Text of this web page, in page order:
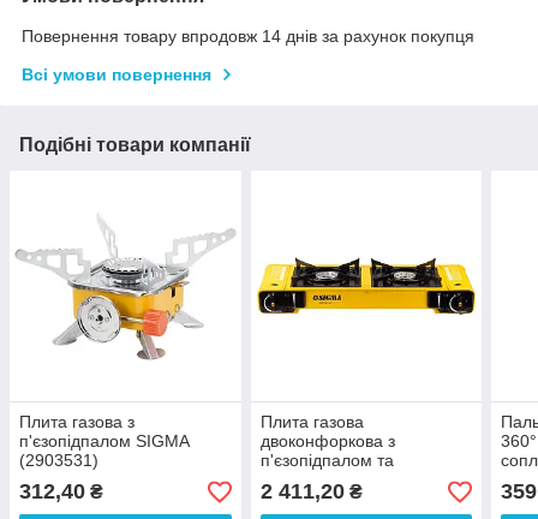
Повернення товару впродовж 14 днів за рахунок покупця
Всі умови повернення
Подібні товари компанії
Плита газова з
п'єзопідпалом SIGMA
(2903531)
312,40 ₴
Плита газова
двоконфоркова з
п'єзопідпалом та
адаптером Comfort (кейс)
SIGMA (2903461)
2 411,20₴